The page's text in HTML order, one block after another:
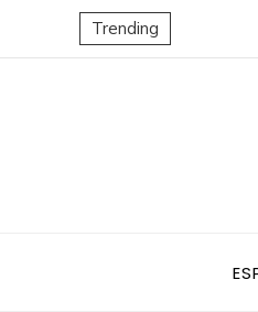
Trending